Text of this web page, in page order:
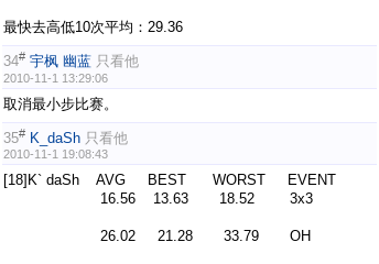
最快去高低10次平均：29.36
34# 宇枫 幽蓝 只看他
2010-11-1 13:29:06
取消最小步比赛。
35# K_daSh 只看他
2010-11-1 19:08:43
[18]K` daSh AVG BEST WORST EVENT
16.56 13.63 18.52 3x3
26.02 21.28 33.79 OH